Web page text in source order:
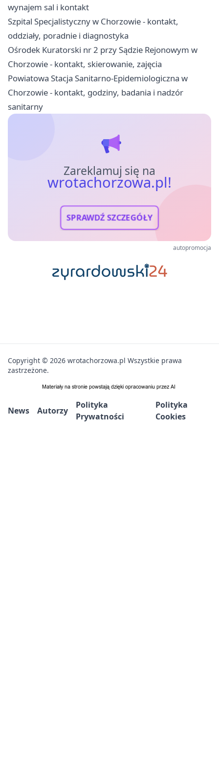
wynajem sal i kontakt
Szpital Specjalistyczny w Chorzowie - kontakt,
oddziały, poradnie i diagnostyka
Ośrodek Kuratorski nr 2 przy Sądzie Rejonowym w
Chorzowie - kontakt, skierowanie, zajęcia
Powiatowa Stacja Sanitarno-Epidemiologiczna w
Chorzowie - kontakt, godziny, badania i nadzór
sanitarny
Zareklamuj się na
wrotachorzowa.pl!
SPRAWDŹ SZCZEGÓŁY
autopromocja
Copyright © 2026 wrotachorzowa.pl Wszystkie prawa
zastrzeżone.
News Autorzy
Polityka
Prywatności
Polityka
Cookies